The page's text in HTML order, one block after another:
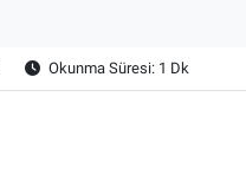
Okunma Süresi: 1 Dk